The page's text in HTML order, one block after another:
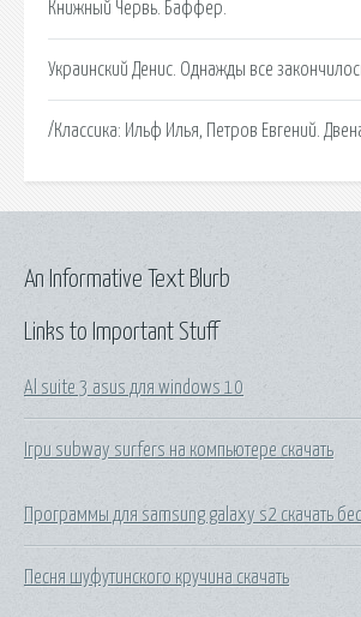
Книжный Червь. Баффер.
Украинский Денис. Однажды все
/Классика: Ильф Илья, Петров Евгений.
Links to Important Stuff
Al suite 3 asus для windows 10
Ігри subway surfers на компьютере скачать
Программы для samsung galaxy s2 скачать
Песня шуфутинского кручина скачать
An Informative Text Blurb